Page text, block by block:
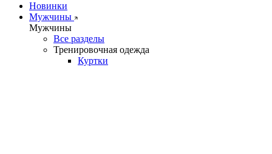
Новинки
Мужчины
Мужчины
Все разделы
Тренировочная одежда
Куртки